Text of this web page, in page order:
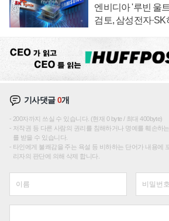
엔비디아 '루빈 울
검토, 삼성전자
기사댓글0개
200자까지 쓰실 수 있습니다. (현재 0 byte / 최대 400byte)
저작권 등 다른 사람의 권리를 침해하거나 명예를 훼손하
를 받을 수 있습니다.
타인에게 불쾌감을 주는 욕설 등 비하하는 단어가 내용에
리자의 판단에 의해 삭제 합니다.